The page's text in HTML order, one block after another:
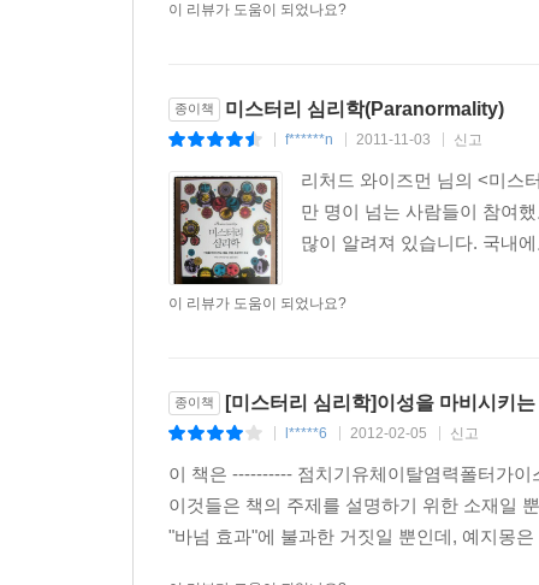
두드러진 관계를 찾아내고는 점이 진짜라고 믿
대가”라고 말한다. 그리고 초자연적인 현상이 없
지배하는 초자연적인 현상들에 비해 우리를 둘러
이 리뷰가 도움이 되었나요?
종이책 미스터리 심리학(Paranormality)
f******n 2011-11-03 신고
리처드 와이즈먼 님의 <미스
만 명이 넘는 사람들이 참여
많이 알려져 있습니다. 국내
이 리뷰가 도움이 되었나요?
종이책 [미스터리 심리학]이성을 마비시키
l*****6 2012-02-05 신고
이 책은 ---------- 점치기유체이탈염력폴터가
이것들은 책의 주제를 설명하기 위한 소재일
"바넘 효과"에 불과한 거짓일 뿐인데, 예지몽